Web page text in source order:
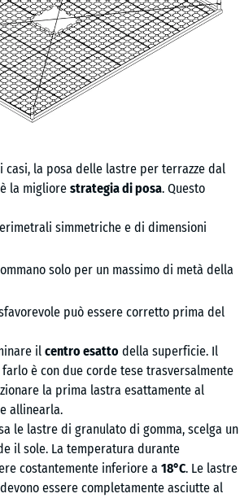
casi, la posa delle lastre per terrazze dal
la migliore strategia di posa. Questo
simmetriche e di dimensioni
solo per un massimo di metà della
può essere corretto prima del
il centro esatto della superficie. Il
è con due corde tese trasversalmente
la prima lastra esattamente al
allinearla.
le lastre di granulato di gomma, scelga un
il sole. La temperatura durante
costantemente inferiore a 18°C. Le lastre
essere completamente asciutte al